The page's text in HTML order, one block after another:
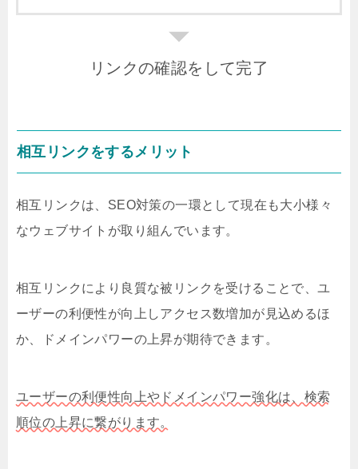
リンクの確認をして完了
相互リンクをするメリット
相互リンクは、SEO対策の一環として現在も大小様々
なウェブサイトが取り組んでいます。
相互リンクにより良質な被リンクを受けることで、ユ
ーザーの利便性が向上しアクセス数増加が見込めるほ
か、ドメインパワーの上昇が期待できます。
ユーザーの利便性向上やドメインパワー強化は、検索
順位の上昇に繋がります。